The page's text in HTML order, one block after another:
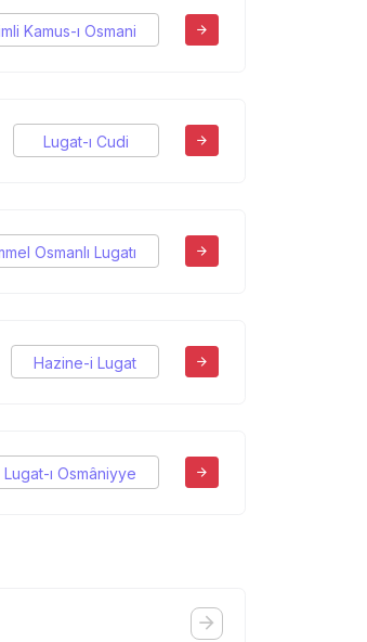
Kamus-ı Osmani
Lugat-ı Cudi
Osmanlı Lugatı
Hazine-i Lugat
ı Osmâniyye